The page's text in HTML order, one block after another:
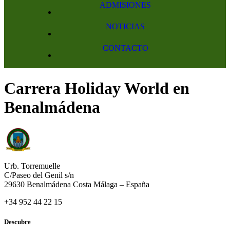
ADMISIONES
NOTICIAS
CONTACTO
Carrera Holiday World en
Benalmádena
Urb. Torremuelle
C/Paseo del Genil s/n
29630 Benalmádena Costa Málaga – España
+34 952 44 22 15
Descubre